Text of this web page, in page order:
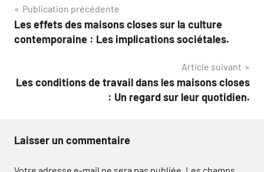
Navigation
de
Publication précédente
Les effets des maisons closes sur la culture
contemporaine : Les implications sociétales.
Article suivant
Les conditions de travail dans les maisons closes
: Un regard sur leur quotidien.
Laisser un commentaire
Votre adresse e-mail ne sera pas publiée. Les champs